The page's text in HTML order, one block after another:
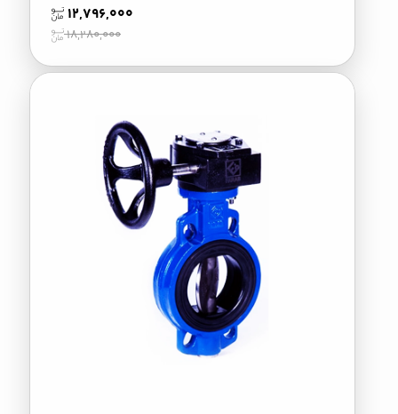
12,796,000
18,280,000